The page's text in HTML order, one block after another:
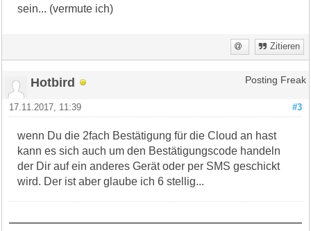
sein... (vermute ich)
Zitieren
Hotbird Posting Freak
#3
17.11.2017, 11:39
wenn Du die 2fach Bestätigung für die Cloud an hast
kann es sich auch um den Bestätigungscode handeln
der Dir auf ein anderes Gerät oder per SMS geschickt
wird. Der ist aber glaube ich 6 stellig...